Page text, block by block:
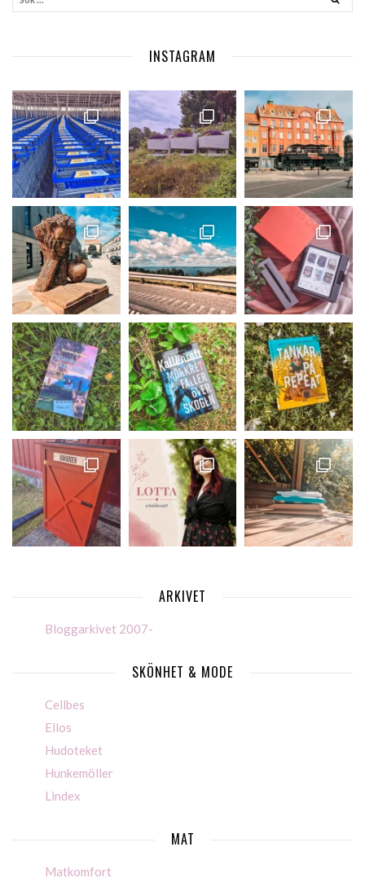
INSTAGRAM
ARKIVET
Bloggarkivet 2007-
SKÖNHET & MODE
Cellbes
Ellos
Hudoteket
Hunkemöller
Lindex
MAT
Matkomfort